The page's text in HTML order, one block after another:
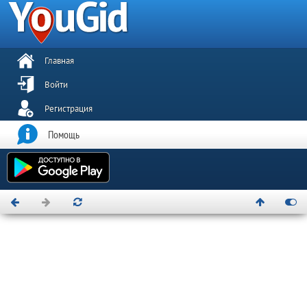
Главная
Войти
Регистрация
Помощь